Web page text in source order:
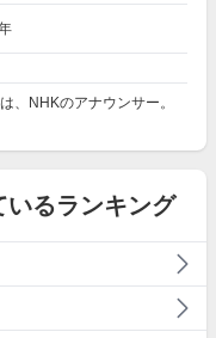
、NHKのアナウンサー。
いるランキング